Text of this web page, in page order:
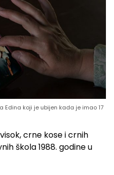
Edina koji je ubijen kada je imao 17
crne kose i crnih
škola 1988. godine u